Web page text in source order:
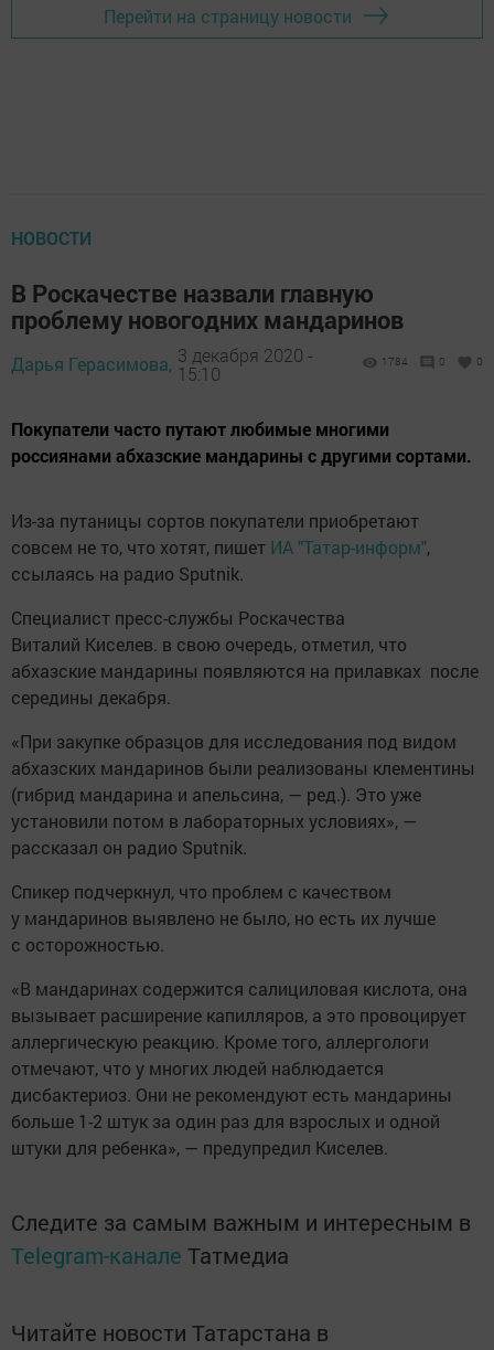
Перейти на страницу новости
НОВОСТИ
В Роскачестве назвали главную
проблему новогодних мандаринов
Дарья Герасимова, 3 декабря 2020 -
15:10
1784 0 0
Покупатели часто путают любимые многими
россиянами абхазские мандарины с другими сортами.
Из-за путаницы сортов покупатели приобретают
совсем не то, что хотят, пишет ИА "Татар-информ",
ссылаясь на радио Sputnik.
Специалист пресс-службы Роскачества
Виталий Киселев. в свою очередь, отметил, что
абхазские мандарины появляются на прилавках после
середины декабря.
«При закупке образцов для исследования под видом
абхазских мандаринов были реализованы клементины
(гибрид мандарина и апельсина, — ред.). Это уже
установили потом в лабораторных условиях», —
рассказал он радио Sputnik.
Спикер подчеркнул, что проблем с качеством
у мандаринов выявлено не было, но есть их лучше
с осторожностью.
«В мандаринах содержится салициловая кислота, она
вызывает расширение капилляров, а это провоцирует
аллергическую реакцию. Кроме того, аллергологи
отмечают, что у многих людей наблюдается
дисбактериоз. Они не рекомендуют есть мандарины
больше 1-2 штук за один раз для взрослых и одной
штуки для ребенка», — предупредил Киселев.
Следите за самым важным и интересным в
Telegram-канале Татмедиа
Читайте новости Татарстана в